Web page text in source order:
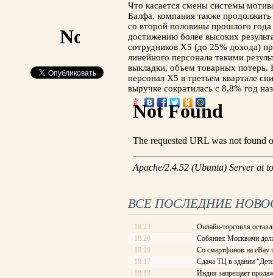
Что касается смены системы
Балфа, компания также
со второй половины прошлого
достижению более высоких
сотрудников X5 (до 25% дохода)
линейного персонала такими
выкладки, объем товарных потерь.
персонал Х5 в третьем квартале
выручке сократилась с 8,8% год
ВСЕ ПОСЛЕДНИЕ
18:23
Онлайн-торговля
18:20
Собянин: Москвичи
18:19
Со смартфонов на eBay
18:17
Сдача ТЦ в здании
18:13
Индия запрещает